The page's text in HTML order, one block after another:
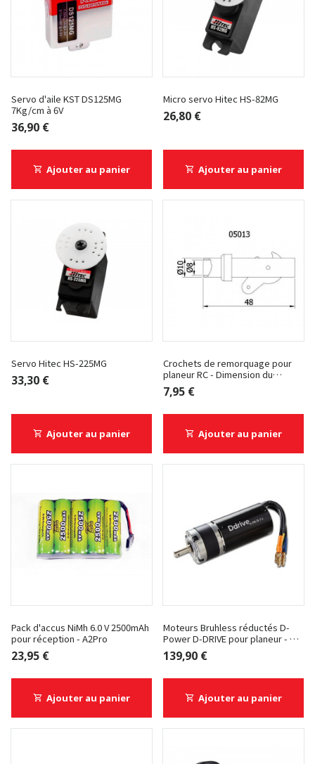
Servo d'aile KST DS125MG
7Kg/cm à 6V
36,90 €
Ajouter au panier
Micro servo Hitec HS-82MG
26,80 €
Ajouter au panier
Servo Hitec HS-225MG
33,30 €
Ajouter au panier
Crochets de remorquage pour
planeur RC - Dimension du
planeur - Envergure inférieure à
4.0 m
7,95 €
Ajouter au panier
Pack d'accus NiMh 6.0 V 2500mAh
pour réception - A2Pro
23,95 €
Ajouter au panier
Moteurs Bruhless réductés D-
Power D-DRIVE pour planeur - D-
Power D-DRIVE - IL36 3.7:1
139,90 €
Ajouter au panier